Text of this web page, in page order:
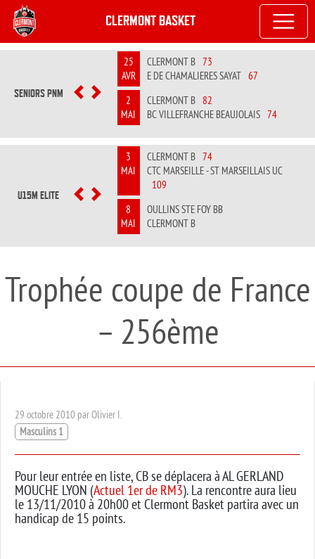
CLERMONT BASKET
SENIORS PNM PREVIOUS
NEXT
25
AVR
CLERMONT B 73
E DE CHAMALIERES SAYAT 67
2
MAI
CLERMONT B 82
BC VILLEFRANCHE BEAUJOLAIS 74
U15M ELITE PREVIOUS
NEXT
3
MAI
CLERMONT B 74
CTC MARSEILLE - ST MARSEILLAIS UC
109
8
MAI
OULLINS STE FOY BB
CLERMONT B
Trophée coupe de France
– 256ème
29 octobre 2010 par Olivier I.
Masculins 1
Pour leur entrée en liste, CB se déplacera à AL GERLAND
MOUCHE LYON (Actuel 1er de RM3). La rencontre aura lieu
le 13/11/2010 à 20h00 et Clermont Basket partira avec un
handicap de 15 points.